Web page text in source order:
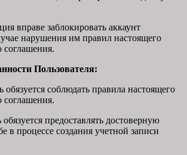
вправе заблокировать аккаунт
нарушения им правил настоящего
соглашения.
Пользователя:
обязуется соблюдать правила настоящего
соглашения.
предоставлять достоверную
в процессе создания учетной записи